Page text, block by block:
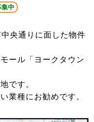
集中
央通りに面した物件
ール「ヨークタウン
です。
業種にお勧めです。